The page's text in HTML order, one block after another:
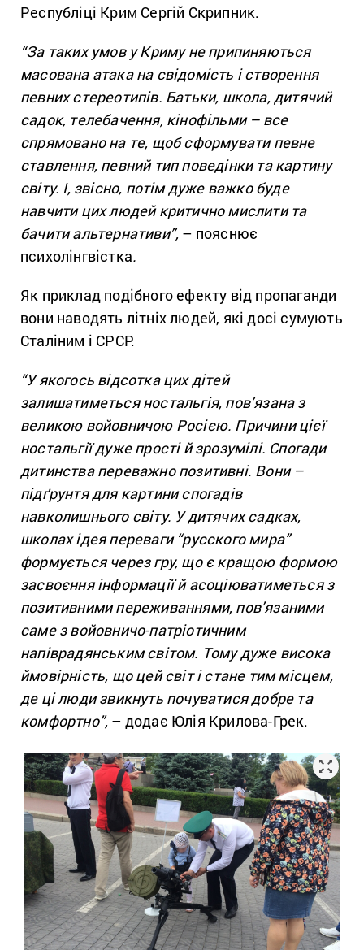
Республіці Крим Сергій Скрипник.
“За таких умов у Криму не припиняються
масована атака на свідомість і створення
певних стереотипів. Батьки, школа, дитячий
садок, телебачення, кінофільми – все
спрямовано на те, щоб сформувати певне
ставлення, певний тип поведінки та картину
світу. І, звісно, потім дуже важко буде
навчити цих людей критично мислити та
бачити альтернативи”, – пояснює
психолінгвістка.
Як приклад подібного ефекту від пропаганди
вони наводять літніх людей, які досі сумують
Сталіним і СРСР.
“У якогось відсотка цих дітей
залишатиметься ностальгія, пов’язана з
великою войовничою Росією. Причини цієї
ностальгії дуже прості й зрозумілі. Спогади
дитинства переважно позитивні. Вони –
підґрунтя для картини спогадів
навколишнього світу. У дитячих садках,
школах ідея переваги “русского мира”
формується через гру, що є кращою формою
засвоєння інформації й асоціюватиметься з
позитивними переживаннями, пов’язаними
саме з войовничо-патріотичним
напіврадянським світом. Тому дуже висока
ймовірність, що цей світ і стане тим місцем,
де ці люди звикнуть почуватися добре та
комфортно”, – додає Юлія Крилова-Грек.